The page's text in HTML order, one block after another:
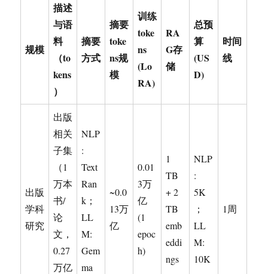
规模
描述
与语
料
（to
kens
）
摘要
方式
摘要
toke
ns规
模
训练
toke
ns
(Lo
RA)
RA
G存
储
总预
算
(US
D)
时间
线
出版
学科
研究
出版
相关
子集
（1
万本
书/
论
文，
0.27
万亿
NLP
:
Text
Ran
k；
LL
M:
Gem
ma
~0.0
13万
亿
0.01
3万
亿
(1
epoc
h)
1
TB
+ 2
TB
emb
eddi
ngs
NLP
:
5K
；
LL
M:
10K
1周